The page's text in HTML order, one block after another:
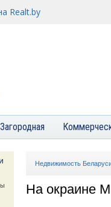
Realt.by
Загородная
Недвижимость
На окраине